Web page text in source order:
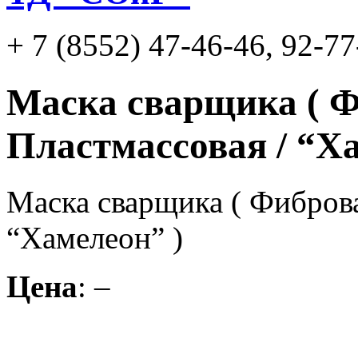
+ 7 (8552) 47-46-46, 92-
Маска сварщика (
Пластмассовая /
Маска сварщика (
“Хамелеон” )
Цена: –